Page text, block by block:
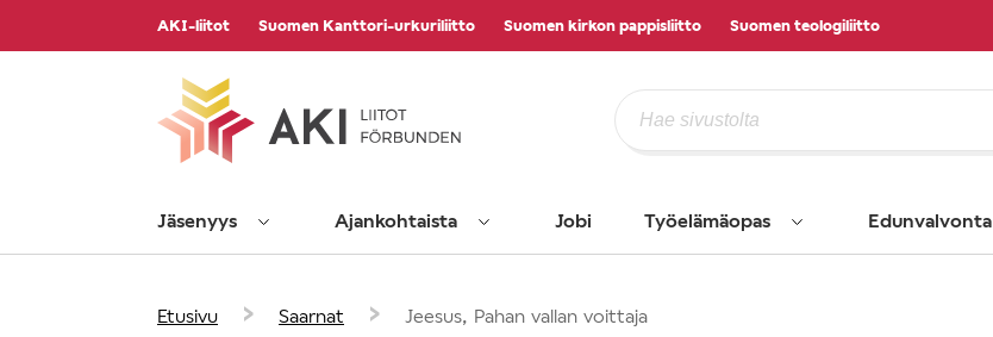
AKI-liitot Suomen Kanttori-urkuriliitto Suomen kirkon pappisliitto Suomen teologiliitto
Jäsenyys Ajankohtaista Jobi Työelämäopas Edunvalvonta
Etusivu › Saarnat › Jeesus, Pahan vallan voittaja